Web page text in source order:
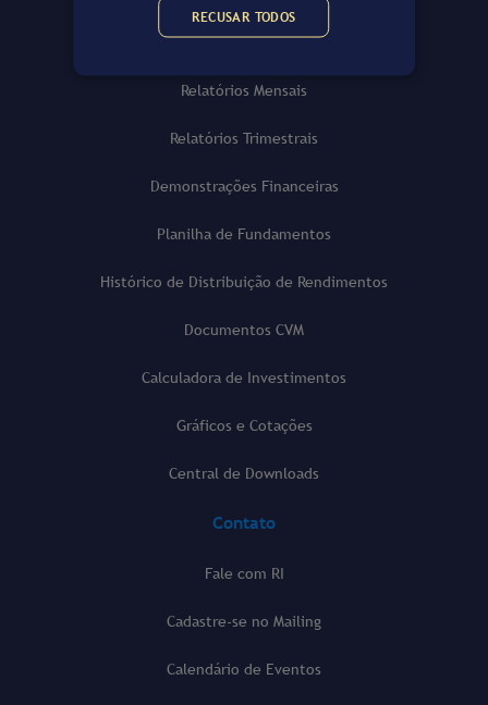
Informações RI
Relatórios Mensais
Relatórios Trimestrais
Demonstrações Financeiras
Planilha de Fundamentos
Histórico de Distribuição de Rendimentos
Documentos CVM
Calculadora de Investimentos
Gráficos e Cotações
Central de Downloads
Contato
Fale com RI
Cadastre-se no Mailing
Calendário de Eventos
RECUSAR TODOS